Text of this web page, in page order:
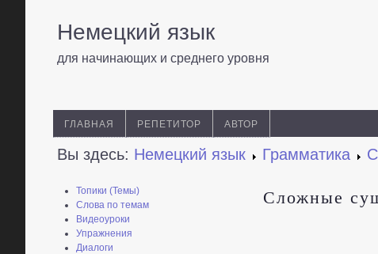
Немецкий язык
для начинающих и среднего уровня
ГЛАВНАЯ РЕПЕТИТОР АВТОР
Вы здесь: Немецкий язык Грамматика
Топики (Темы)
Слова по темам
Видеоуроки
Упражнения
Диалоги
Сложные